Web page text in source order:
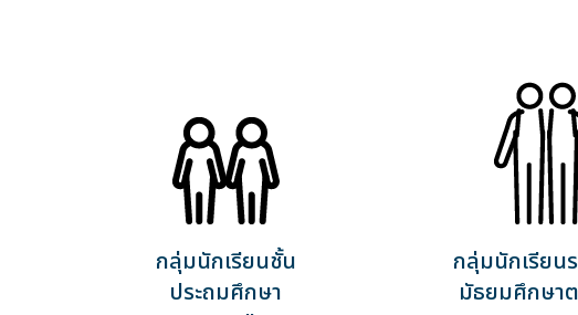
กลุ่มนักเรียนชั้น
ประถมศึกษา
กลุ่มนักเรียน
มัธยมศึกษา